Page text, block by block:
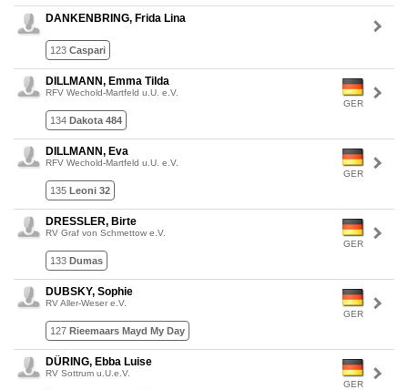
DANKENBRING, Frida Lina
123 Caspari
GER
DILLMANN, Emma Tilda
RFV Wechold-Martfeld u.U. e.V.
134 Dakota 484
GER
DILLMANN, Eva
RFV Wechold-Martfeld u.U. e.V.
135 Leoni 32
GER
DRESSLER, Birte
RV Graf von Schmettow e.V.
133 Dumas
GER
DUBSKY, Sophie
RV Aller-Weser e.V.
127 Rieemaars Mayd My Day
GER
DÜRING, Ebba Luise
RV Sottrum u.U.e.V.